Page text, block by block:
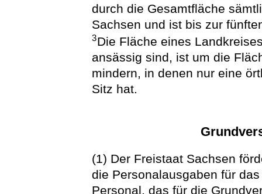
durch die Gesamtfläche
Sachsen und ist bis zur
3Die Fläche eines
ansässig sind, ist um die
mindern, in denen nur eine
Sitz hat.
(1) Der Freistaat Sachsen
die Personalausgaben für
Personal, das für die